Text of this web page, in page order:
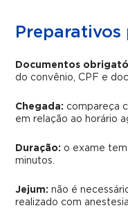
Preparativos
Documentos
do convênio, CPF e
Chegada: compareça
em relação ao horário
Duração: o exame
minutos.
Jejum: não é
realizado com